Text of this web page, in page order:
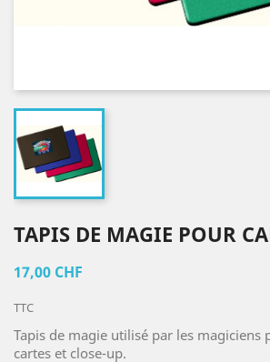
TAPIS DE MAGIE POUR
17,00 CHF
TTC
Tapis de magie utilisé par les magiciens
cartes et close-up.